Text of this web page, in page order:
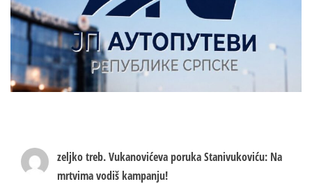
zeljko treb.Vukanovićeva poruka Stanivukoviću: Na
mrtvima vodiš kampanju!